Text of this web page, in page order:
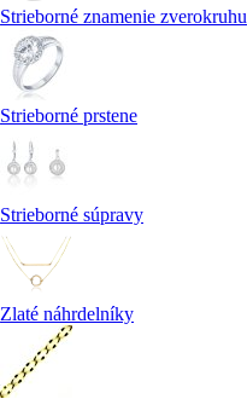
Strieborné znamenie zverokruhu
Strieborné prstene
Strieborné súpravy
Zlaté náhrdelníky